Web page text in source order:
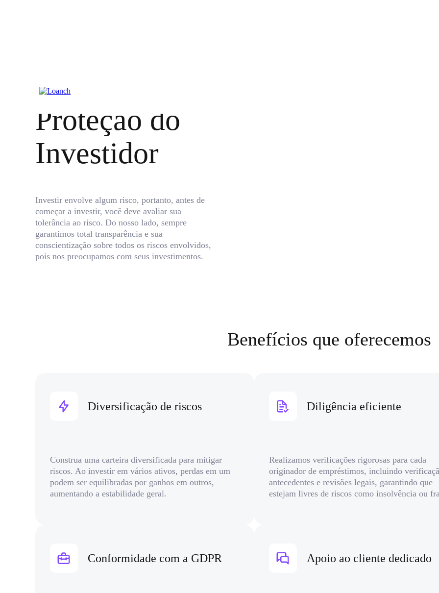
Proteção do
Investidor
Investir envolve algum risco, portanto, antes de
começar a investir, você deve avaliar sua
tolerância ao risco. Do nosso lado, sempre
garantimos total transparência e sua
conscientização sobre todos os riscos envolvidos,
pois nos preocupamos com seus investimentos.
Benefícios que oferecemos
Diversificação de riscos
Construa uma carteira diversificada para mitigar
riscos. Ao investir em vários ativos, perdas em um
podem ser equilibradas por ganhos em outros,
aumentando a estabilidade geral.
Diligência eficiente
Realizamos verificações rigorosas para cada
originador de empréstimos, incluindo
antecedentes e revisões legais, garantindo que
estejam livres de riscos como insolvência ou
Conformidade com a GDPR Apoio ao cliente dedicado